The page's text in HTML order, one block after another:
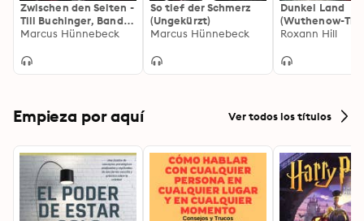
Zwischen den Seiten -
Till Buchinger, Band 5
(ungekürzt)
Marcus Hünnebeck
So tief der Schmerz
(Ungekürzt)
Marcus Hünnebeck
Dunkel Land
(Wuthenow-
Roxann Hill
Empieza por aquí Ver todos los títulos